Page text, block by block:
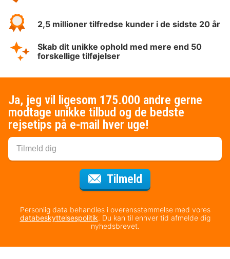
2,5 millioner tilfredse kunder i de sidste 20 år
Skab dit unikke ophold med mere end 50
forskellige tilføjelser
Ja, jeg vil ligesom 175.000 andre gerne
modtage unikke tilbud og de bedste
rejsetips på e-mail hver uge!
Tilmeld
Personlig data behandles i overensstemmelse med vores
databeskyttelsespolitik. Du kan til enhver tid afmelde dig
nyhedsbrevet.